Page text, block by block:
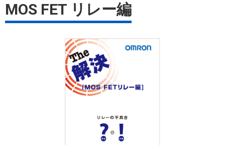
MOS FET リレー編